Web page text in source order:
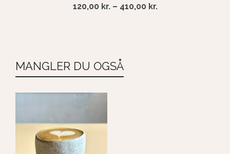
120,00 kr. – 410,00 kr.Price
MANGLER DU OGSÅ